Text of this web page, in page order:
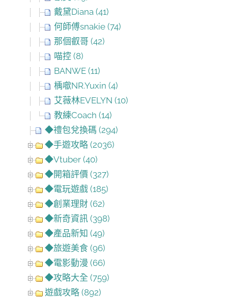
戴黛Diana (41)
何師傅snakie (74)
那個叡哥 (42)
喵控 (8)
BANWE (11)
楀噷NR.Yuxin (4)
艾薇林EVELYN (10)
教練Coach (14)
◆禮包兌換碼 (294)
◆手遊攻略 (2036)
◆Vtuber (40)
◆開箱評價 (327)
◆電玩遊戲 (185)
◆創業理財 (62)
◆新奇資訊 (398)
◆產品新知 (49)
◆旅遊美食 (96)
◆電影動漫 (66)
◆攻略大全 (759)
遊戲攻略 (892)